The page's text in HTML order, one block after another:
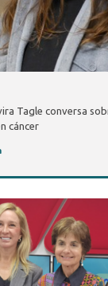
Tagle conversa
cáncer